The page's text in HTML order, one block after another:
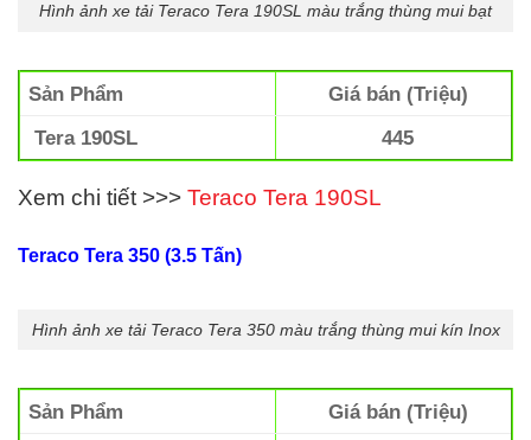
Hình ảnh xe tải Teraco Tera 190SL màu trắng thùng mui bạt
Sản Phẩm
Giá bán (Triệu)
Tera 190SL
445
Xem chi tiết >>> Teraco Tera 190SL
Teraco Tera 350 (3.5 Tấn)
Hình ảnh xe tải Teraco Tera 350 màu trắng thùng mui kín Inox
Sản Phẩm
Giá bán (Triệu)